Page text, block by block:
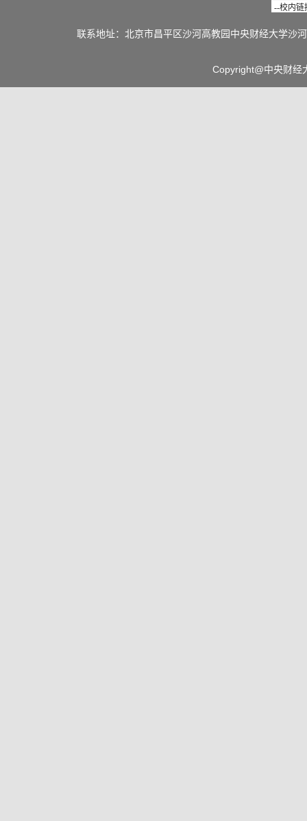
联系地址：北京市昌平区沙河高教园中央财经大学沙
Copyright@中央财经